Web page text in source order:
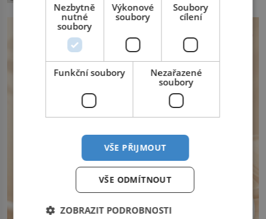
hledáčku úřadů i […]
prská panovník. Dlouho se Jean de La
Fontaine, narozený 8. července 1621,
bude dělat. Převezme práci lesního
Nezbytně
nutné
soubory
Výkonové
soubory
Soubory
cílení
Funkční soubory
Nezařazené
soubory
VŠE PŘIJMOUT
VŠE ODMÍTNOUT
ZOBRAZIT PODROBNOSTI